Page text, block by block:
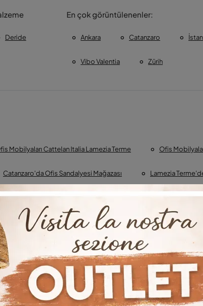
Deride
En çok görüntülenenler:
Ankara Catanzaro
Vibo Valentia Zürih
Mobilyaları Cattelan Italia Lamezia Terme Ofis
Catanzaro'da Ofis Sandalyesi Mağazası Lamezia
Vibo Valentia'da Ofis Sandalyesi Mağazası
Reggio Calabria'da Cattelan Italia Ofis Koltuğu
Cattelan Italia Ankara Ofis Mobilyaları Cattelan
Ofis Koltuğu Mağazası İstanbul'da Ofis Koltuğu
Cattelan Italia İstanbul Ofis Koltuğu Mağazası Zürih'te